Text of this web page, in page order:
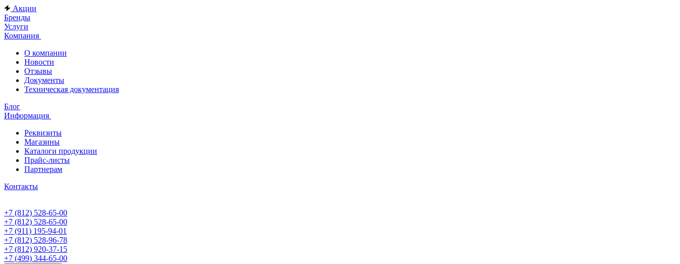
Акции
Бренды
Услуги
Компания
О компании
Новости
Отзывы
Документы
Техническая документация
Блог
Информация
Реквизиты
Магазины
Каталоги продукции
Прайс-листы
Партнерам
Контакты
+7 (812) 528-65-00
+7 (812) 528-65-00
+7 (911) 195-94-01
+7 (812) 528-96-78
+7 (812) 920-37-15
+7 (499) 344-65-00